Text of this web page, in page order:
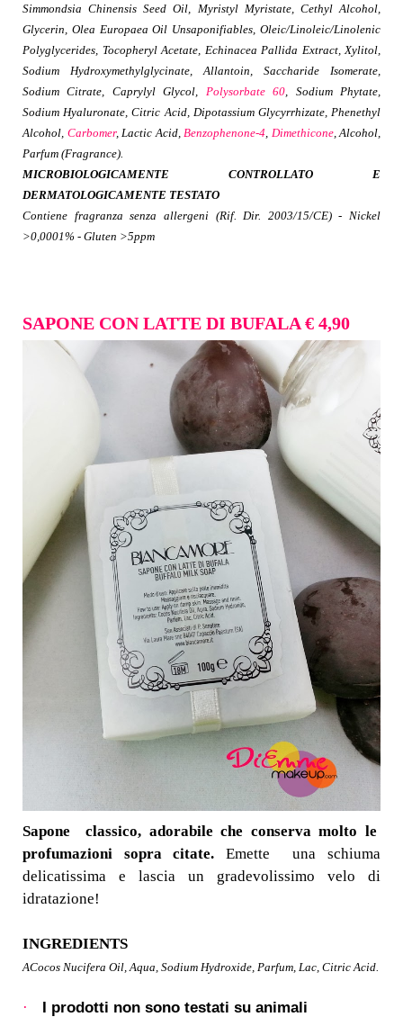
Simmondsia Chinensis Seed Oil, Myristyl Myristate, Cethyl Alcohol,
Glycerin, Olea Europaea Oil Unsaponifiables, Oleic/Linoleic/Linolenic
Polyglycerides, Tocopheryl Acetate, Echinacea Pallida Extract, Xylitol,
Sodium Hydroxymethylglycinate, Allantoin, Saccharide Isomerate,
Sodium Citrate, Caprylyl Glycol, Polysorbate 60 , Sodium Phytate,
Sodium Hyaluronate, Citric Acid, Dipotassium Glycyrrhizate, Phenethyl
Alcohol, Carbomer, Lactic Acid, Benzophenone-4 Dimethicone, Alcohol,
Parfum (Fragrance).
MICROBIOLOGICAMENTE CONTROLLATO E
DERMATOLOGICAMENTE TESTATO
Contiene fragranza senza allergeni (Rif. Dir. 2003/15/CE) - Nickel
>0,0001% - Gluten >5ppm
SAPONE CON LATTE DI BUFALA€ 4,90
Sapone classico, adorabile che conserva molto le
profumazioni sopra citate. Emette una schiuma
delicatissima e lascia un gradevolissimo velo di
idratazione!
INGREDIENTS
ACocos Nucifera Oil, Aqua, Sodium Hydroxide, Parfum, Lac, Citric Acid.
· I prodotti non sono testati su animali